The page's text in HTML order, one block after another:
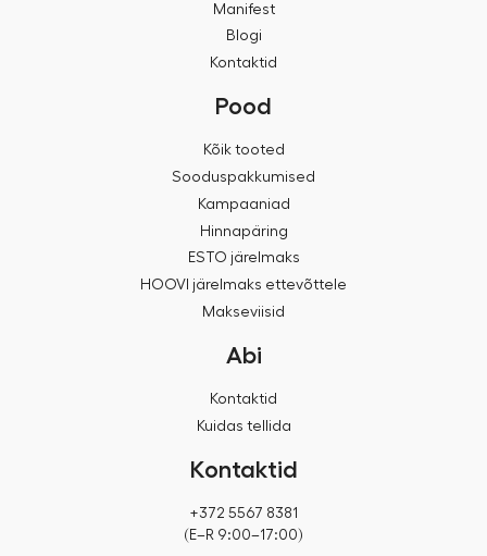
Manifest
Blogi
Kontaktid
Pood
Kõik tooted
Sooduspakkumised
Kampaaniad
Hinnapäring
ESTO järelmaks
HOOVI järelmaks ettevõttele
Makseviisid
Abi
Kontaktid
Kuidas tellida
Kontaktid
+372 5567 8381
(E–R 9:00–17:00)